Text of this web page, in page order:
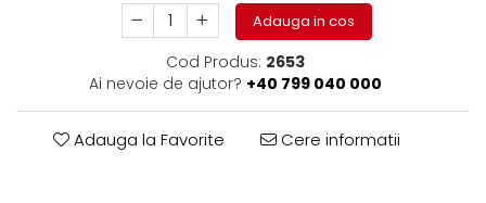
Motoare electrice si pompe
hidraulice
Role, bucse si bolturi
Adauga in cos
Cod Produs: 2653
Ai nevoie de ajutor? +40 799 040 000
Adauga la Favorite Cere informatii